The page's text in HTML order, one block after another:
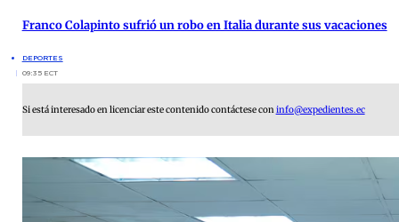
Franco Colapinto sufrió un robo en Italia durante sus vacaciones
DEPORTES
09:35 ECT
Si está interesado en licenciar este contenido contáctese con info@expedientes.ec